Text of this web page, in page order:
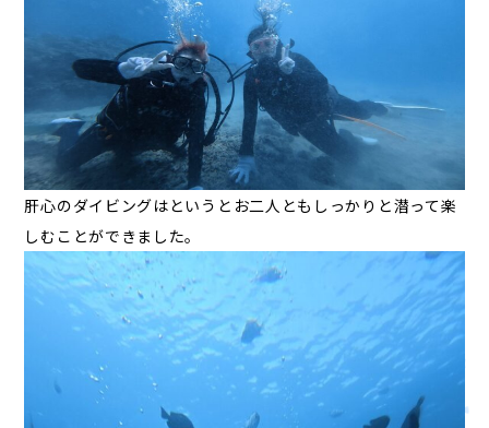
肝心のダイビングはというとお二人ともしっかりと潜って楽
しむことができました。